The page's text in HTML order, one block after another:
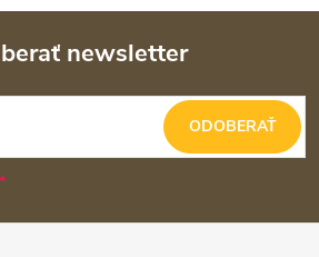
newsletter
ODOBERAŤ